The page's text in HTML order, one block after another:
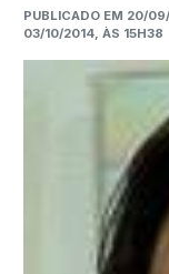
PUBLICADO EM 20/
03/10/2014, ÀS 15H38